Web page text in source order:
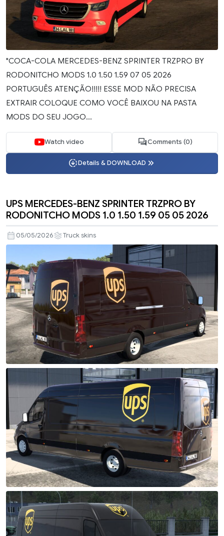
"COCA-COLA MERCEDES-BENZ SPRINTER TRZPRO BY
RODONITCHO MODS 1.0 1.50 1.59 07 05 2026
PORTUGUÊS ATENÇÃO!!!!! ESSE MOD NÃO PRECISA
EXTRAIR COLOQUE COMO VOCÊ BAIXOU NA PASTA
MODS DO SEU JOGO...
Watch video Comments (0)
Details & DOWNLOAD
UPS MERCEDES-BENZ SPRINTER TRZPRO BY
RODONITCHO MODS 1.0 1.50 1.59 05 05 2026
05/05/2026 Truck skins